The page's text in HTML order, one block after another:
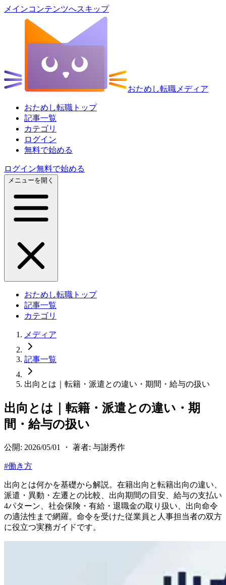
メインコンテンツへスキップ
おためし転職メディア
おためし転職トップ
記事一覧
カテゴリ
ログイン
無料で始める
ログイン無料で始める
メニューを開く
おためし転職トップ
記事一覧
カテゴリ
メディア
記事一覧
出向とは｜転籍・派遣との違い・期間・給与の扱い
出向とは｜転籍・派遣との違い・期
間・給与の扱い
公開: 2026/05/01 ・ 著者: 与謝秀作
#働き方
出向とは何かを基礎から解説。在籍出向と転籍出向の違い、
派遣・異動・左遷との比較、出向期間の目安、給与の支払い
4パターン、社会保険・有給・退職金の取り扱い、出向命令
の適法性まで網羅。命令を受けた従業員と人事担当者の双方
に役立つ実務ガイドです。